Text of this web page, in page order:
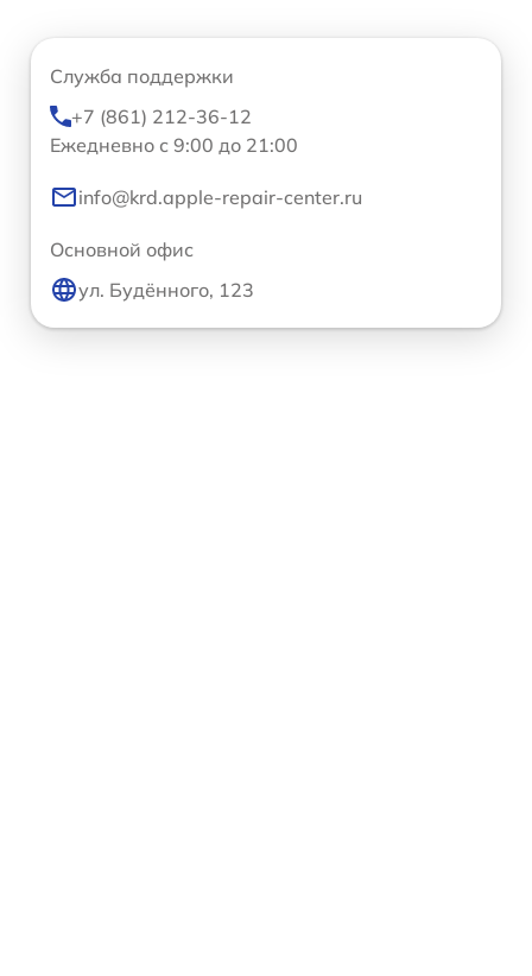
Служба поддержки
+7 (861) 212-36-12
Ежедневно с 9:00 до 21:00
info@krd.apple-repair-center.ru
Основной офис
ул. Будённого, 123